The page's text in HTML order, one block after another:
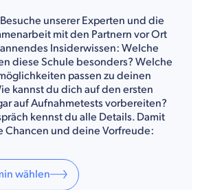
unserer Experten und die
mit den Partnern vor Ort
Insiderwissen: Welche
diese Schule besonders? Welche
passen zu deinen
kannst du dich auf den ersten
auf Aufnahmetests vorbereiten?
kennst du alle Details. Damit
Chancen und deine Vorfreude:
wählen